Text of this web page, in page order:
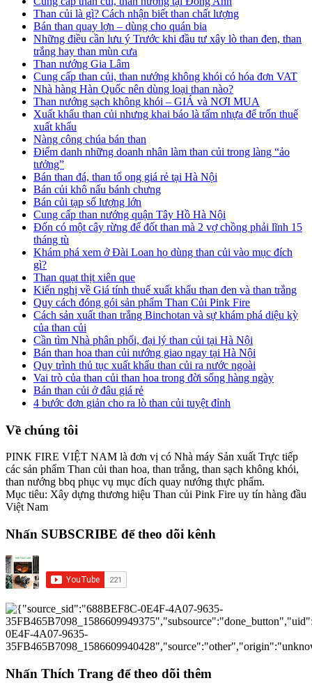
Than củi là gì? Cách nhận biết than chất lượng
Bán than quay lợn – dùng cho quán bia
Những điều cần lưu ý Trước khi đầu tư xây lò than đen, than
trắng hay than mùn cưa
Than nướng Gia Lâm
Cung cấp than củi, than nướng không khói có hóa đơn VAT
Nhà hàng Hàn Quốc nên dùng loại than nào?
Than nướng sạch không khói – GIÁ và NƠI MUA
Xuất khẩu than củi nhưng khai báo là tấm nhựa để trốn thuế
xuất khẩu
Nàng công chúa bán than
Điểm danh những doanh nhân làm than củi trong làng “ảo
tưởng”
Bán than đá, than tổ ong giá rẻ tại Hà Nội
Bán củi khô nấu bánh chưng
Bán củi tạp số lượng lớn
Cung cấp than nướng quận Tây Hồ Hà Nội
Đốn có một cây rừng để đốt than mà 2 vợ chồng phải lĩnh 15
tháng tù
Khám phá xem ở Đài Loan họ dùng than củi vào mục đích
gì?
Than quạt thịt xiên que
Kiến nghị về Giá tính thuế xuất khẩu than đen và than trắng
Quy cách đóng gói sản phẩm Than Củi Pink Fire
Cách sản xuất than trắng Binchotan và sự khám phá diệu kỳ
của than củi
Cần tìm Nhà phân phối, đại lý than củi tại Hà Nội
Bán than hoa than củi nướng giao ngay tại Hà Nội
Quy trình thủ tục xuất khẩu than củi ra nước ngoài
Vai trò của than củi than hoa trong đời sống hàng ngày
Bán than củi ở đâu giá rẻ
4 bước đơn giản cho ra lò than củi tuyệt đỉnh
Về chúng tôi
PINK FIRE VIỆT NAM là đơn vị có Nhà máy Sản xuất Trực tiếp
các sản phẩm Than củi than hoa, than trắng, than sạch không khói,
than nướng bbq phục vụ mục đích quay nướng thực phẩm.
Mục tiêu: Xây dựng thương hiệu Than củi Pink Fire uy tín hàng đầu
Việt Nam
Nhấn SUBSCRIBE để theo dõi kênh
Nhấn Thích Trang để theo dõi thêm